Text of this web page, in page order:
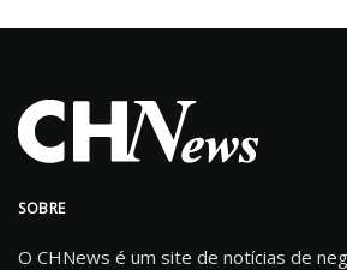
SOBRE
O CHNews é um site de notícias de